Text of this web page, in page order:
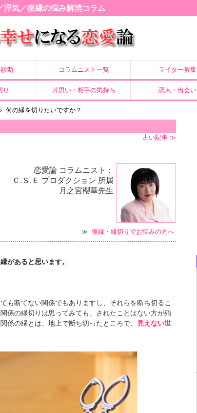
浮気／復縁の悩み解消コラム
断 コラムニスト一覧 ライター募集
り 片思い・相手の気持ち 恋人・出会い
› 何の縁を切りたいですか？
古い記事 ≫
恋愛論 コラムニスト：
Ｃ.Ｓ.Ｅ プロダクション 所属
月之宮櫻華先生
≫復縁・縁切りでお悩みの方へ
があると思います。
も断てない関係でもありますし、それらを断ち切るこ
係の縁切りは思ってみても、されたことはない方が殆
係の縁とは、地上で断ち切ったところで、
見えない世